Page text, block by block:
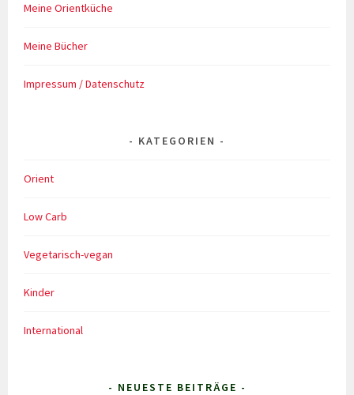
Meine Orientküche
Meine Bücher
Impressum / Datenschutz
KATEGORIEN
Orient
Low Carb
Vegetarisch-vegan
Kinder
International
- NEUESTE BEITRÄGE -